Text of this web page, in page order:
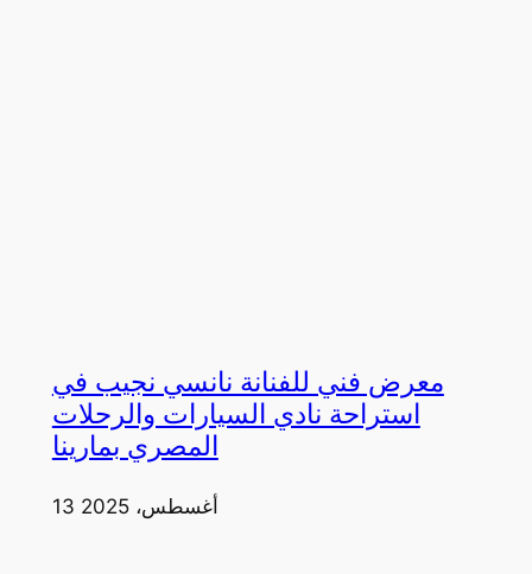
معرض فني للفنانة نانسي نجيب في
استراحة نادي السيارات والرحلات
المصري بمارينا
13 أغسطس، 2025